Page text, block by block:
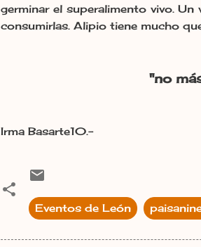
germinar el superalimento vivo.
consumirlas. Alipio tiene mucho
"no
Irma Basarte10.-
Eventos de León